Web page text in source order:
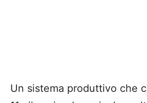
Un sistema produttivo che